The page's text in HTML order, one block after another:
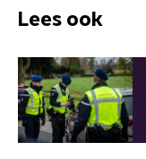
Lees ook